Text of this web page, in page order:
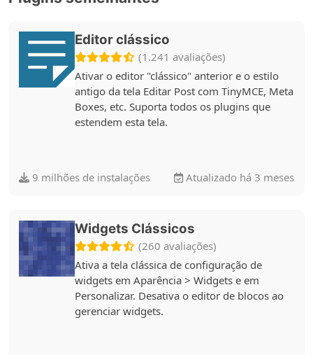
Editor clássico
(1.241 avaliações)
Ativar o editor "clássico" anterior e o estilo
antigo da tela Editar Post com TinyMCE, Meta
Boxes, etc. Suporta todos os plugins que
estendem esta tela.
9 milhões de instalações Atualizado há 3 meses
Widgets Clássicos
(260 avaliações)
Ativa a tela clássica de configuração de
widgets em Aparência > Widgets e em
Personalizar. Desativa o editor de blocos ao
gerenciar widgets.